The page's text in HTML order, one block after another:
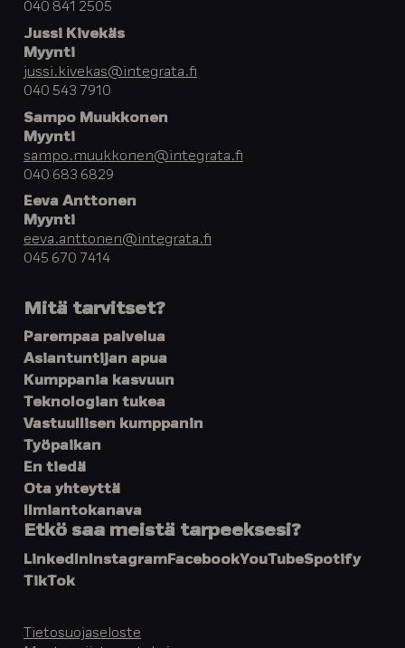
040 841 2505
Jussi Kivekäs
Myynti
jussi.kivekas@integrata.fi
040 543 7910
Sampo Muukkonen
Myynti
sampo.muukkonen@integrata.fi
040 683 6829
Eeva Anttonen
Myynti
eeva.anttonen@integrata.fi
045 670 7414
Mitä tarvitset?
Parempaa palvelua
Asiantuntijan apua
Kumppania kasvuun
Teknologian tukea
Vastuullisen kumppanin
Työpaikan
En tiedä
Ota yhteyttä
Ilmiantokanava
Etkö saa meistä tarpeeksesi?
LinkedInInstagramFacebookYouTubeSpotify
TikTok
Tietosuojaseloste